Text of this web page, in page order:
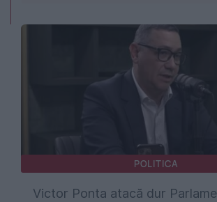
POLITICA
Victor Ponta atacă dur